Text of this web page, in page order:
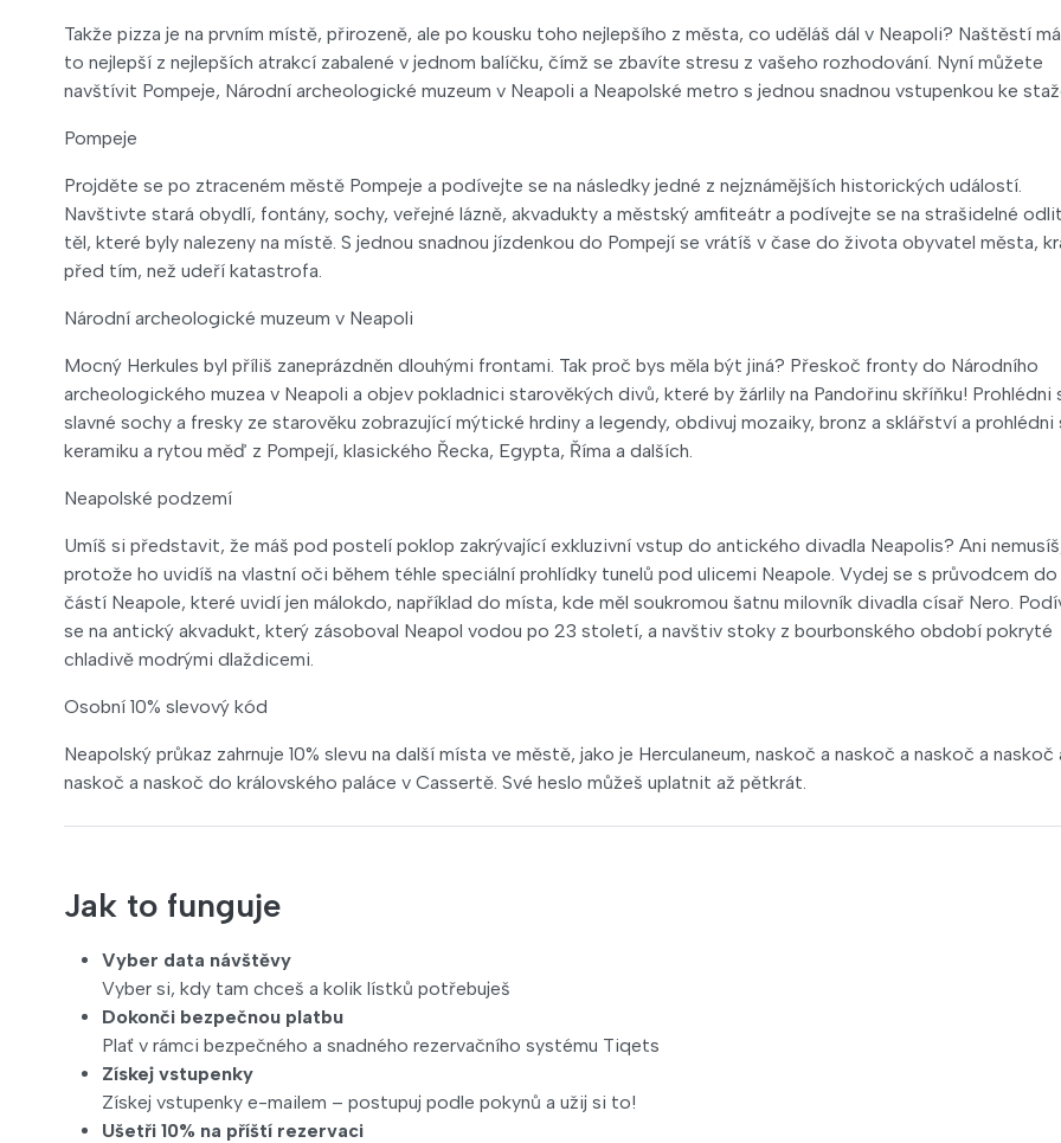
Takže pizza je na prvním místě, přirozeně, ale po kousku toho nejlepšího z města, co uděláš dál v Neapoli? Naštěstí
to nejlepší z nejlepších atrakcí zabalené v jednom balíčku, čímž se zbavíte stresu z vašeho rozhodování. Nyní můžete
navštívit Pompeje, Národní archeologické muzeum v Neapoli a Neapolské metro s jednou snadnou vstupenkou ke
Pompeje
Projděte se po ztraceném městě Pompeje a podívejte se na následky jedné z nejznámějších historických událostí.
Navštivte stará obydlí, fontány, sochy, veřejné lázně, akvadukty a městský amfiteátr a podívejte se na strašidelné
těl, které byly nalezeny na místě. S jednou snadnou jízdenkou do Pompejí se vrátíš v čase do života obyvatel města,
před tím, než udeří katastrofa.
Národní archeologické muzeum v Neapoli
Mocný Herkules byl příliš zaneprázdněn dlouhými frontami. Tak proč bys měla být jiná? Přeskoč fronty do Národního
archeologického muzea v Neapoli a objev pokladnici starověkých divů, které by žárlily na Pandořinu skříňku! Prohlédni
slavné sochy a fresky ze starověku zobrazující mýtické hrdiny a legendy, obdivuj mozaiky, bronz a sklářství a prohlédni
keramiku a rytou měď z Pompejí, klasického Řecka, Egypta, Říma a dalších.
Neapolské podzemí
Umíš si představit, že máš pod postelí poklop zakrývající exkluzivní vstup do antického divadla Neapolis? Ani
protože ho uvidíš na vlastní oči během téhle speciální prohlídky tunelů pod ulicemi Neapole. Vydej se s průvodcem do
částí Neapole, které uvidí jen málokdo, například do místa, kde měl soukromou šatnu milovník divadla císař Nero.
se na antický akvadukt, který zásoboval Neapol vodou po 23 století, a navštiv stoky z bourbonského období pokryté
chladivě modrými dlaždicemi.
Osobní 10% slevový kód
Neapolský průkaz zahrnuje 10% slevu na další místa ve městě, jako je Herculaneum, naskoč a naskoč a naskoč a naskoč
naskoč a naskoč do královského paláce v Cassertě. Své heslo můžeš uplatnit až pětkrát.
Jak to funguje
Vyber data návštěvy
Vyber si, kdy tam chceš a kolik lístků potřebuješ
Dokonči bezpečnou platbu
Plať v rámci bezpečného a snadného rezervačního systému Tiqets
Získej vstupenky
Získej vstupenky e-mailem – postupuj podle pokynů a užij si to!
Ušetři 10% na příští rezervaci